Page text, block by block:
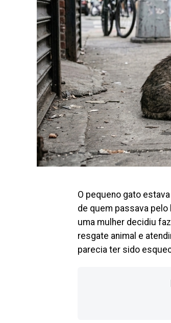
O pequeno gato
de quem passava
uma mulher decidiu
resgate animal e
parecia ter sido